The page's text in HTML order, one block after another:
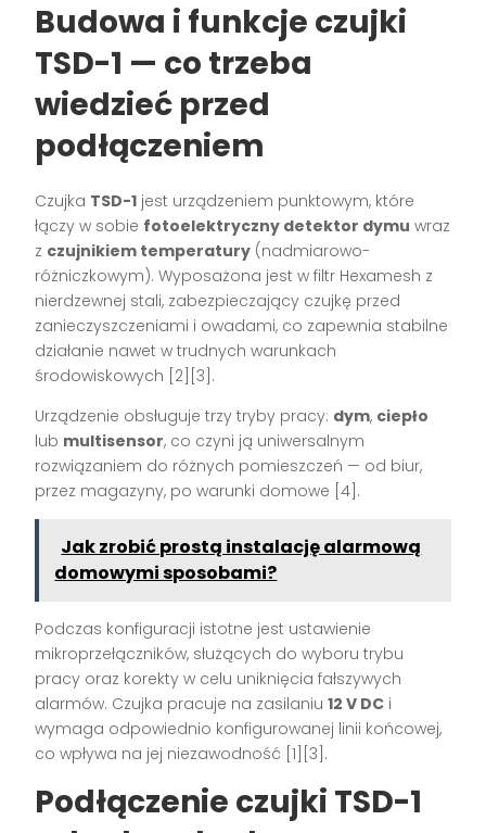
Budowa i funkcje czujki
TSD-1 — co trzeba
wiedzieć przed
podłączeniem
Czujka TSD-1 jest urządzeniem punktowym, które
łączy w sobie fotoelektryczny detektor dymu wraz
z czujnikiem temperatury (nadmiarowo-
różniczkowym). Wyposażona jest w filtr Hexamesh z
nierdzewnej stali, zabezpieczający czujkę przed
zanieczyszczeniami i owadami, co zapewnia stabilne
działanie nawet w trudnych warunkach
środowiskowych [2][3].
Urządzenie obsługuje trzy tryby pracy: dym, ciepło
lub multisensor, co czyni ją uniwersalnym
rozwiązaniem do różnych pomieszczeń — od biur,
przez magazyny, po warunki domowe [4].
Jak zrobić prostą instalację alarmową
domowymi sposobami?
Podczas konfiguracji istotne jest ustawienie
mikroprzełączników, służących do wyboru trybu
pracy oraz korekty w celu uniknięcia fałszywych
alarmów. Czujka pracuje na zasilaniu12 V DC i
wymaga odpowiednio konfigurowanej linii końcowej,
co wpływa na jej niezawodność [1][3].
Podłączenie czujki TSD-1